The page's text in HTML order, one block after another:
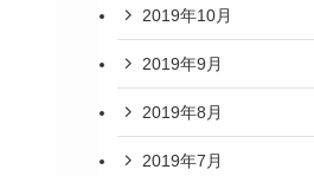
2019年10月
2019年9月
2019年8月
2019年7月